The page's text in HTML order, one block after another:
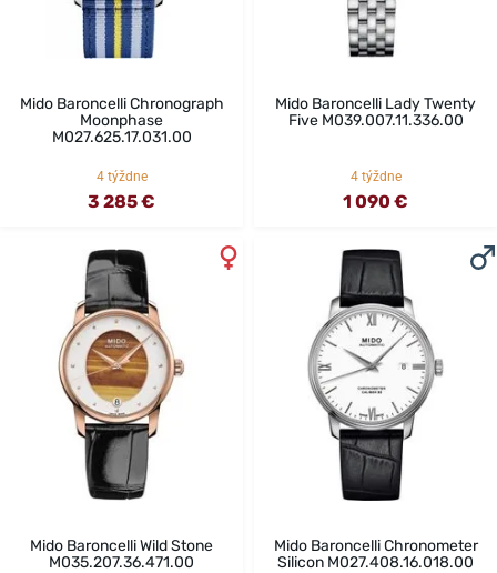
Mido Baroncelli Chronograph
Moonphase
M027.625.17.031.00
4 týždne
3 285 €
Mido Baroncelli Lady Twenty
Five M039.007.11.336.00
4 týždne
1 090 €
Mido Baroncelli Wild Stone
M035.207.36.471.00
Mido Baroncelli Chronometer
Silicon M027.408.16.018.00